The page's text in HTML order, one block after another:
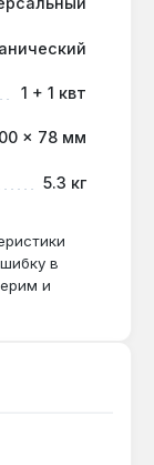
—
25
кВт.
1 + 1 квт
× 78 мм
5.3 кг
в
и